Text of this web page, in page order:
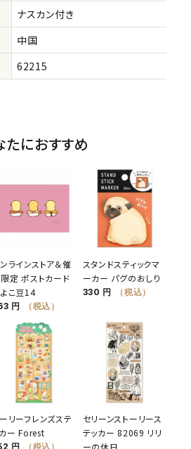
ナスカン付き
中国
62215
たにおすすめ
ラインストア＆催
定 ポストカード
こ豆14
円 （税込）
スタンドスティックマ
ーカー パグのおしり
330 円 （税込）
リーフレンズステ
ー Forest
円 （税込）
セリーンストーリース
テッカー 82069 リリ
ーの休日